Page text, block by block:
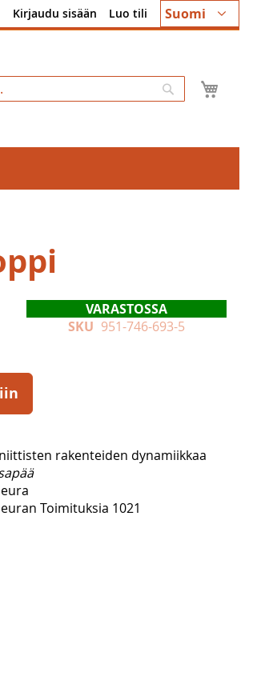
Kieli
Suomi
Kirjaudu sisään Luo tili
Hae
VARASTOSSA
SKU 951-746-693-5
rakenteiden dynamiikkaa
Toimituksia 1021